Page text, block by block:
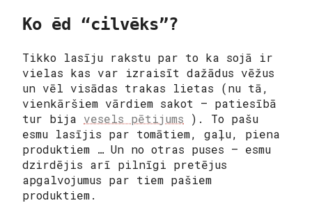
Ko ēd “cilvēks”?
Tikko lasīju rakstu par to ka sojā ir
vielas kas var izraisīt dažādus vēžus
un vēl visādas trakas lietas (nu tā,
vienkāršiem vārdiem sakot – patiesībā
tur bija vesels pētijums ). To pašu
esmu lasījis par tomātiem, gaļu, piena
produktiem … Un no otras puses – esmu
dzirdējis arī pilnīgi pretējus
apgalvojumus par tiem pašiem
produktiem.